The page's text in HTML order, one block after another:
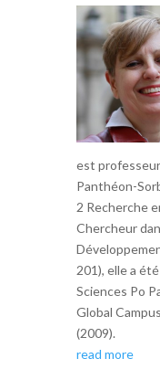
est professeur
Panthéon-
2 Recherche
Chercheur
201), elle a
Sciences Po
Global
(2009).
read more